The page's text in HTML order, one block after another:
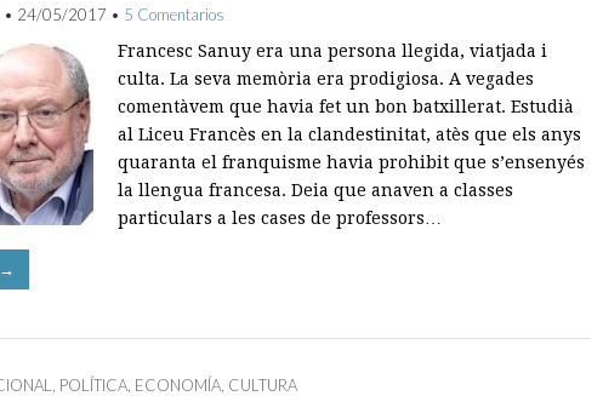
• 24/05/2017 • 5 Comentarios
Francesc Sanuy era una persona llegida, viatjada i
culta. La seva memòria era prodigiosa. A vegades
comentàvem que havia fet un bon batxillerat. Estudià
al Liceu Francès en la clandestinitat, atès que els anys
quaranta el franquisme havia prohibit que s’ensenyés
la llengua francesa. Deia que anaven a classes
particulars a les cases de professors…
POLÍTICA ECONOMÍA CULTURA